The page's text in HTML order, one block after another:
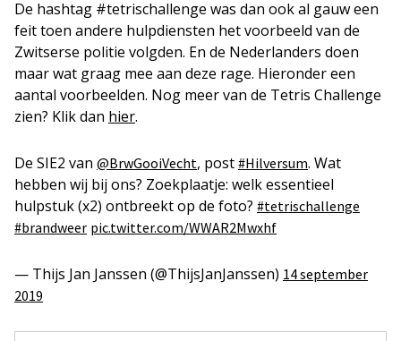
De hashtag #tetrischallenge was dan ook al gauw een
feit toen andere hulpdiensten het voorbeeld van de
Zwitserse politie volgden. En de Nederlanders doen
maar wat graag mee aan deze rage. Hieronder een
aantal voorbeelden. Nog meer van de Tetris Challenge
zien? Klik dan hier.
De SIE2 van ⁦ @BrwGooiVecht⁩, post #Hilversum. Wat
hebben wij bij ons? Zoekplaatje: welk essentieel
hulpstuk (x2) ontbreekt op de foto? #tetrischallenge
#brandweer pic.twitter.com/WWAR2Mwxhf
— Thijs Jan Janssen (@ThijsJanJanssen) 14 september
2019